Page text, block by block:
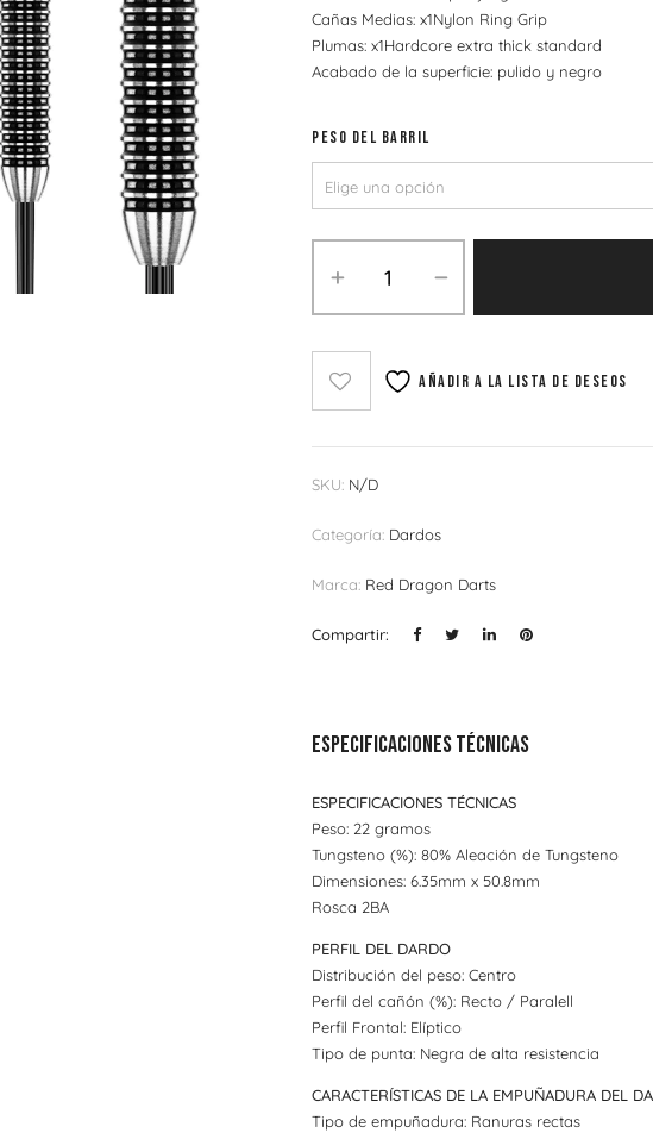
Cañas Medias: x1Nylon Ring Grip
Plumas: x1Hardcore extra thick standard
Acabado de la superficie: pulido y negro
PESO DEL BARRIL
Añadir a la lista de deseos
SKU: N/D
Categoría: Dardos
Marca: Red Dragon Darts
Compartir:
Especificaciones técnicas
ESPECIFICACIONES TÉCNICAS
Peso: 22 gramos
Tungsteno (%): 80% Aleación de Tungsteno
Dimensiones: 6.35mm x 50.8mm
Rosca 2BA
PERFIL DEL DARDO
Distribución del peso: Centro
Perfil del cañón (%): Recto / Paralell
Perfil Frontal: Elíptico
Tipo de punta: Negra de alta resistencia
CARACTERÍSTICAS DE LA EMPUÑADURA DEL
Tipo de empuñadura: Ranuras rectas